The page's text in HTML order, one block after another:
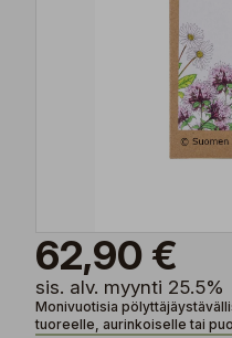
62,90 €
sis. alv. myynti 25.5%
Monivuotisia
tuoreelle, aurinkoiselle tai